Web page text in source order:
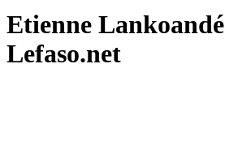
Etienne Lankoandé
Lefaso.net